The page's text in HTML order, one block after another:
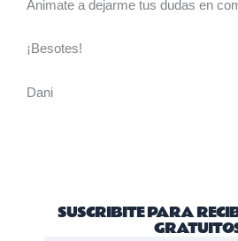
Animate a dejarme tus dudas en
¡Besotes!
Dani
SUSCRIBITE PARA